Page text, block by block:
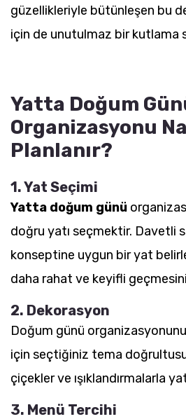
güzellikleriyle bütünleşen bu
için de unutulmaz bir kutlama
Yatta Doğum
Organizasyonu
Planlanır?
1. Yat Seçimi
Yatta doğum günü
doğru yatı seçmektir. Davetli
konseptine uygun bir yat
daha rahat ve keyifli
2. Dekorasyon
Doğum günü
için seçtiğiniz tema
çiçekler ve ışıklandırmalarla
3. Menü Tercihi